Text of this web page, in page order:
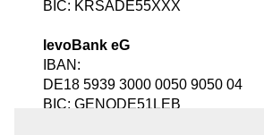
BIC: KRSADE55XXX
levoBank eG
IBAN:
DE18 5939 3000 0050 9050 04
BIC: GENODE51LEB